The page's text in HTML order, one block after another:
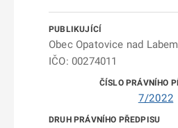
Obec Opatovice nad Labem
IČO: 00274011
7/2022